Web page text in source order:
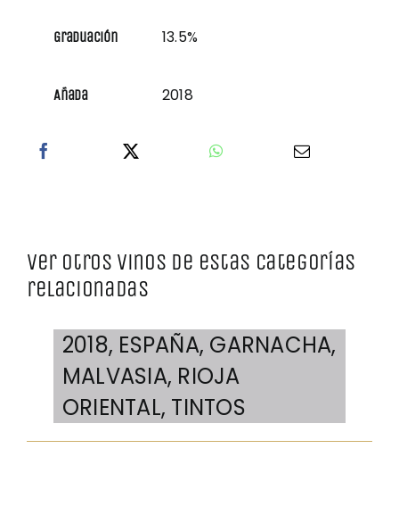
Graduación 13.5%
Añada 2018
Ver otros vinos de estas categorías
relacionadas
2018, ESPAÑA, GARNACHA,
MALVASIA, RIOJA
ORIENTAL, TINTOS